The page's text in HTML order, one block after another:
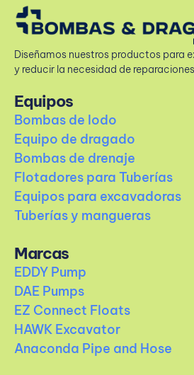
Diseñamos nuestros productos para
y reducir la necesidad de
Equipos
Bombas de lodo
Equipo de dragado
Bombas de drenaje
Flotadores para Tuberías
Equipos para excavadoras
Tuberías y mangueras
Marcas
EDDY Pump
DAE Pumps
EZ Connect Floats
HAWK Excavator
Anaconda Pipe and Hose